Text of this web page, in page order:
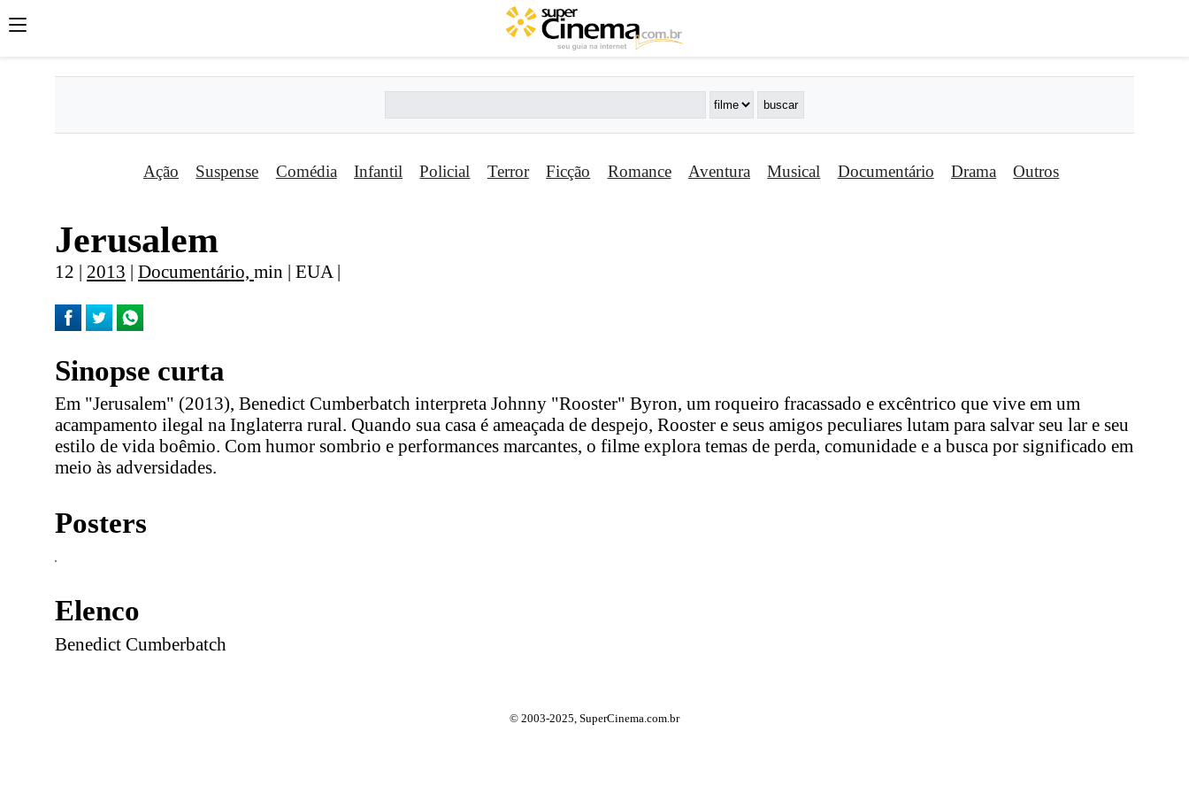
Ação Suspense Comédia Infantil Policial Terror Ficção Romance Aventura Musical Documentário Drama Outros
Jerusalem
12 | 2013 | Documentário, min | EUA |
Sinopse curta
Em "Jerusalem" (2013), Benedict Cumberbatch interpreta Johnny "Rooster" Byron, um roqueiro fracassado e excêntrico que vive em um
acampamento ilegal na Inglaterra rural. Quando sua casa é ameaçada de despejo, Rooster e seus amigos peculiares lutam para salvar seu lar e seu
estilo de vida boêmio. Com humor sombrio e performances marcantes, o filme explora temas de perda, comunidade e a busca por significado em
meio às adversidades.
Posters
Elenco
Benedict Cumberbatch
© 2003-2025, SuperCinema.com.br